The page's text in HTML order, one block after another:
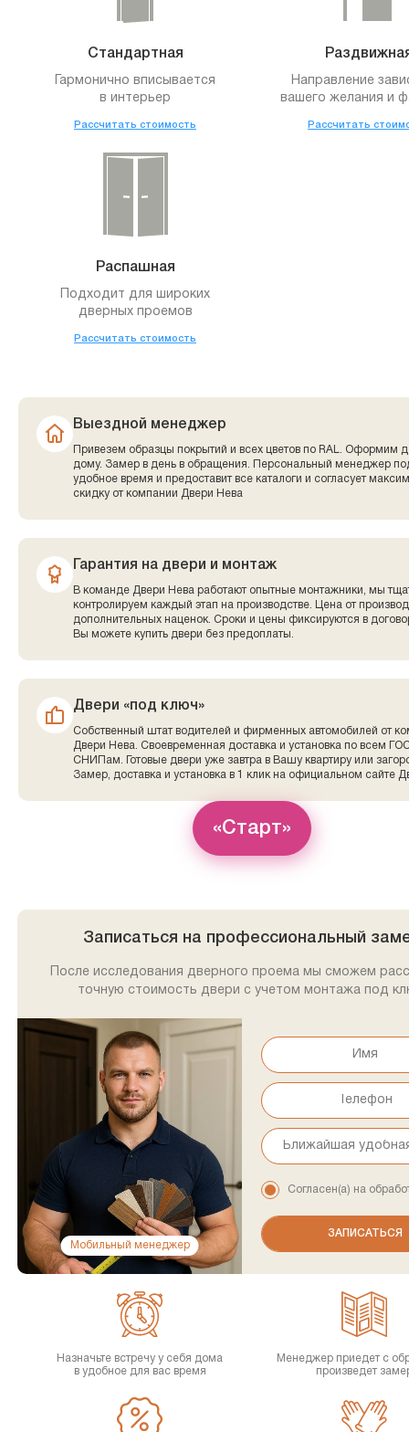
Стандартная
Гармонично вписывается
в интерьер
Рассчитать стоимость
Направление
вашего желания и
Рассчитать
Распашная
Подходит для широких
дверных проемов
Рассчитать стоимость
Выездной менеджер
Привезем образцы покрытий и всех цветов по RAL. Оформим
дому. Замер в день в обращения. Персональный менеджер
удобное время и предоставит все каталоги и согласует
скидку от компании Двери Нева
Гарантия на двери и монтаж
В команде Двери Нева работают опытные монтажники, мы
контролируем каждый этап на производстве. Цена от
дополнительных наценок. Сроки и цены фиксируются в
Вы можете купить двери без предоплаты.
Двери «под ключ»
Собственный штат водителей и фирменных автомобилей от
Двери Нева. Своевременная доставка и установка по всем
СНИПам. Готовые двери уже завтра в Вашу квартиру или
Замер, доставка и установка в 1 клик на официальном сайте
«Старт»
Записаться на профессиональный
После исследования дверного проема мы сможем
точную стоимость двери с учетом монтажа под
Мобильный менеджер
Согласен(а) на
Назначьте встречу у себя дома
в удобное для вас время
Менеджер приедет с
произведет